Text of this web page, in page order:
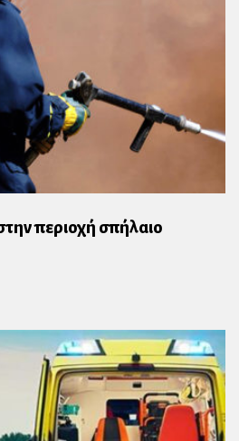
περιοχή σπήλαιο